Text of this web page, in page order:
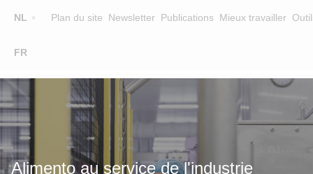
NL
FR
Plan du site Newsletter Publications Mieux travailler
Main
navigation
FORMATEURS
SUR ALIMENTO
CHERCHER UNE FORMATION
Alimento au service de l'industrie